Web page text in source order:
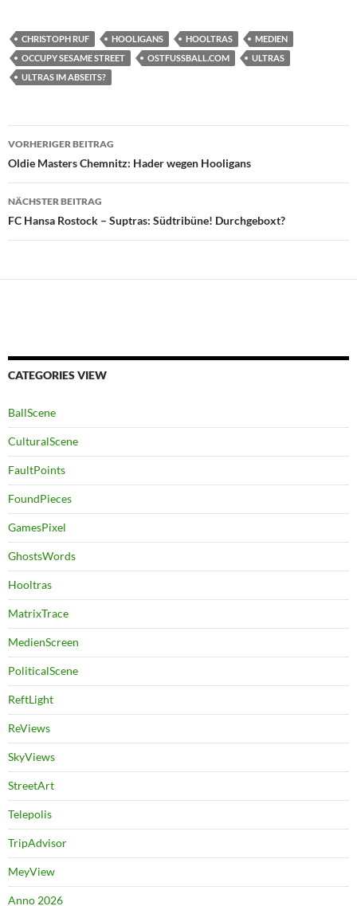
CHRISTOPH RUF HOOLIGANS HOOLTRAS
MEDIEN
OCCUPY SESAME STREET
OSTFUSSBALL.COM
ULTRAS
ULTRAS IM ABSEITS?
Beitragsnavigation
VORHERIGER BEITRAG
Oldie Masters Chemnitz: Hader wegen Hooligans
NÄCHSTER BEITRAG
FC Hansa Rostock – Suptras: Südtribüne! Durchgeboxt?
CATEGORIES VIEW
BallScene
CulturalScene
FaultPoints
FoundPieces
GamesPixel
GhostsWords
Hooltras
MatrixTrace
MedienScreen
PoliticalScene
ReftLight
ReViews
SkyViews
StreetArt
Telepolis
TripAdvisor
MeyView
Anno 2026